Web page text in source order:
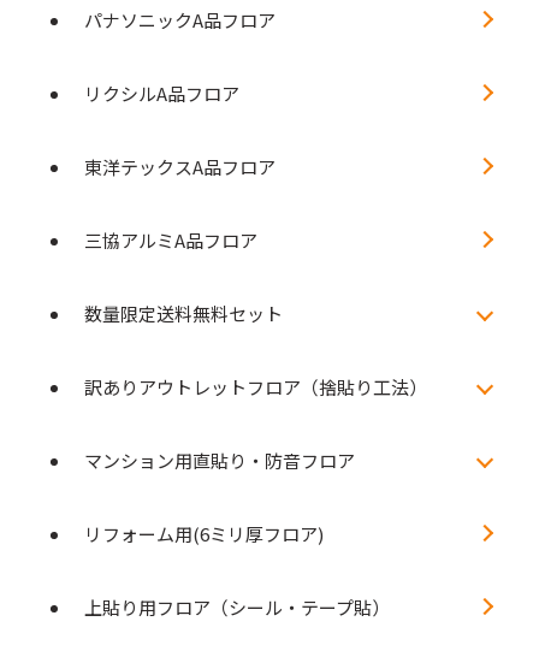
パナソニックA品フロア
リクシルA品フロア
東洋テックスA品フロア
三協アルミA品フロア
数量限定送料無料セット
訳ありアウトレットフロア（捨貼り工法）
マンション用直貼り・防音フロア
リフォーム用(6ミリ厚フロア)
上貼り用フロア（シール・テープ貼）